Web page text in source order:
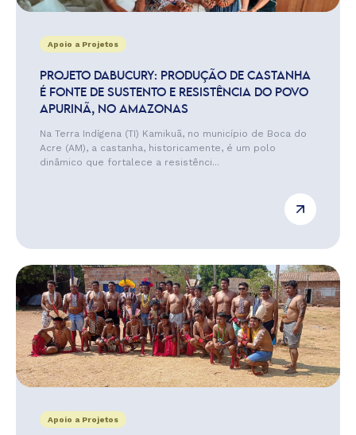
Apoio a Projetos
PROJETO DABUCURY: PRODUÇÃO DE CASTANHA
É FONTE DE SUSTENTO E RESISTÊNCIA DO POVO
APURINÃ, NO AMAZONAS
Na Terra Indígena (TI) Kamikuã, no município de Boca do
Acre (AM), a castanha, historicamente, é um polo
dinâmico que fortalece a resistênci...
Apoio a Projetos